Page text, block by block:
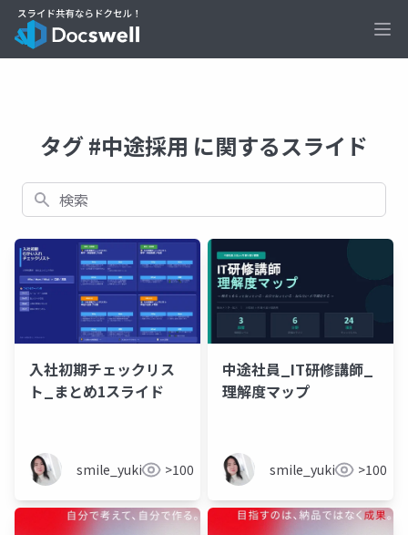
タグ #中途採用 に関するスライド
検索
入社初期チェックリス
ト_まとめ1スライド
smile_yukiko_it>100
中途社員_IT研修講師_
理解度マップ
smile_yukiko_it>100